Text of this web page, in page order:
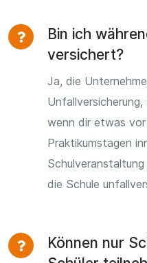
Bin ich
versichert?
Ja, die
wenn dir etwas
Praktikumstagen
die Schule
Können nur